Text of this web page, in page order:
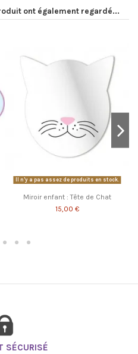
ont également regardé...
Il n'y a pas assez de produits en stock.
Miroir enfant : Tête de Chat
15,00 €
SÉCURISÉ